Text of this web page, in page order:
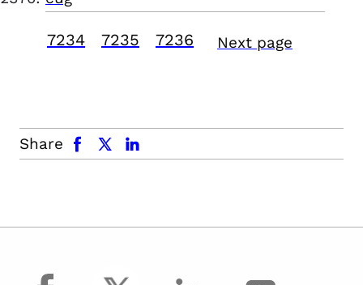
7234 7235 7236 Next page
Share
facebook x.com linkedin
facebook